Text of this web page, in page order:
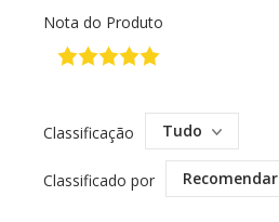
Nota do Produto
Classificação Tudo
Classificado por Recomendar